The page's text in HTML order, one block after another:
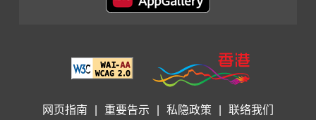
网页指南 重要告示 私隐政策 联络我们